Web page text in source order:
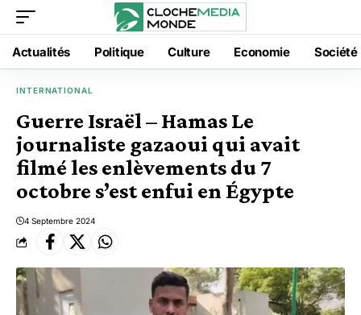
Actualités Politique Culture Economie Société
INTERNATIONAL
Guerre Israël – Hamas Le
journaliste gazaoui qui avait
filmé les enlèvements du 7
octobre s’est enfui en Égypte
4 Septembre 2024